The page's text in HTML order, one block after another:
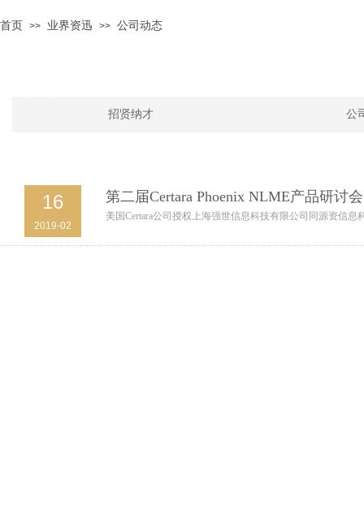
首页 >> 业界资迅 >> 公司动态
招贤纳才 公
16
2019-02
第二届Certara Phoenix NLME产品研讨会
美国Certara公司授权上海强世信息科技有限公司同源资信